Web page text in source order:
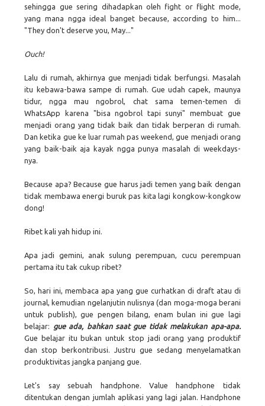
sehingga gue sering dihadapkan oleh fight or flight mode,
yang mana ngga ideal banget because, according to him...
"They don't deserve you, May..."
Ouch!
Lalu di rumah, akhirnya gue menjadi tidak berfungsi. Masalah
itu kebawa-bawa sampe di rumah. Gue udah capek, maunya
tidur, ngga mau ngobrol, chat sama temen-temen di
WhatsApp karena "bisa ngobrol tapi sunyi" membuat gue
menjadi orang yang tidak baik dan tidak berperan di rumah.
Dan ketika gue ke luar rumah pas weekend, gue menjadi orang
yang baik-baik aja kayak ngga punya masalah di weekdays-
nya.
Because apa? Because gue harus jadi temen yang baik dengan
tidak membawa energi buruk pas kita lagi kongkow-kongkow
dong!
Ribet kali yah hidup ini.
Apa jadi gemini, anak sulung perempuan, cucu perempuan
pertama itu tak cukup ribet?
So, hari ini, membaca apa yang gue curhatkan di draft atau di
journal, kemudian ngelanjutin nulisnya (dan moga-moga berani
untuk publish), gue pengen bilang, enam bulan ini gue lagi
belajar: gue ada, bahkan saat gue tidak melakukan apa-apa.
Gue belajar itu bukan untuk stop jadi orang yang produktif
dan stop berkontribusi. Justru gue sedang menyelamatkan
produktivitas jangka panjang gue.
Let's say sebuah handphone. Value handphone tidak
ditentukan dengan jumlah aplikasi yang lagi jalan. Handphone